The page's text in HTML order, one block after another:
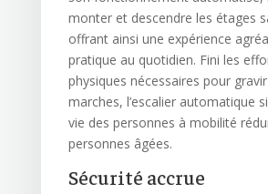
monter et descendre les étages
offrant ainsi une expérience
pratique au quotidien. Fini les
physiques nécessaires pour
marches, l’escalier automatique
vie des personnes à mobilité
personnes âgées.
Sécurité accrue